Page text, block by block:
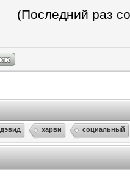
(Последний раз
дэвид харви социальный